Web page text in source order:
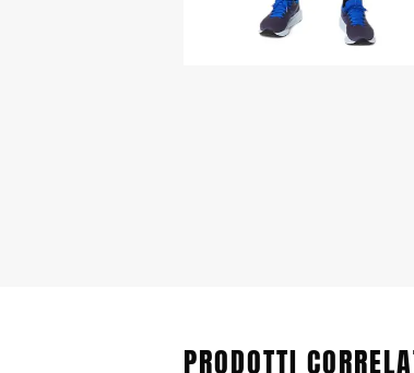
PRODOTTI